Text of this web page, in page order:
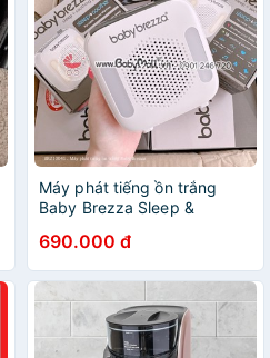
Máy phát tiếng ồn trắng
Baby Brezza Sleep &
690.000 đ